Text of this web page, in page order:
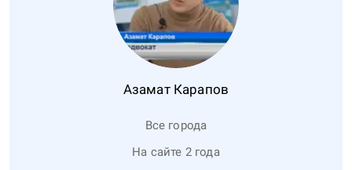
Азамат Карапов
Все города
На сайте 2 года